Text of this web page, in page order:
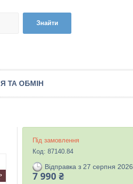
Знайти
ТА ОБМІН
Під замовлення
Код: 87140.84
Відправка з 27 серпня 2026
7 990 ₴